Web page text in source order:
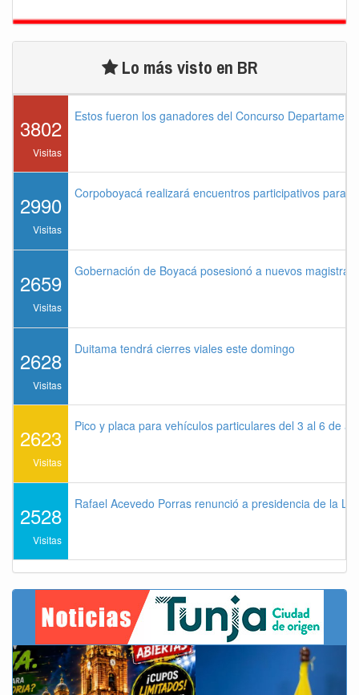
Lo más visto en BR
3802
Visitas
Estos fueron los ganadores del Concurso
2990
Visitas
Corpoboyacá realizará encuentros participativos para
2659
Visitas
Gobernación de Boyacá posesionó a nuevos
2628
Visitas
Duitama tendrá cierres viales este domingo
2623
Visitas
Pico y placa para vehículos particulares del 3 al 6 de
2528
Visitas
Rafael Acevedo Porras renunció a presidencia de la
Previous